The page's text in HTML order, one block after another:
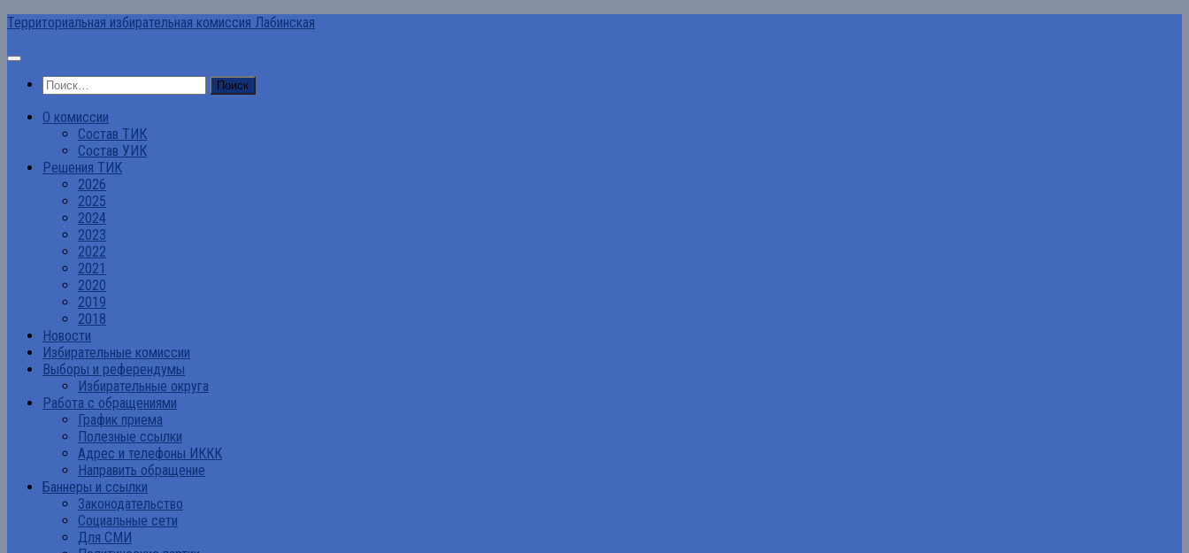
Перейти
содержимому
Территориальная избирательная комиссия Лабинская
Найти:
О комиссии
Состав ТИК
Состав УИК
Решения ТИК
2026
2025
2024
2023
2022
2021
2020
2019
2018
Новости
Избирательные комиссии
Выборы и референдумы
Избирательные округа
Работа с обращениями
График приема
Полезные ссылки
Адрес и телефоны ИККК
Направить обращение
Баннеры и ссылки
Законодательство
Социальные сети
Для СМИ